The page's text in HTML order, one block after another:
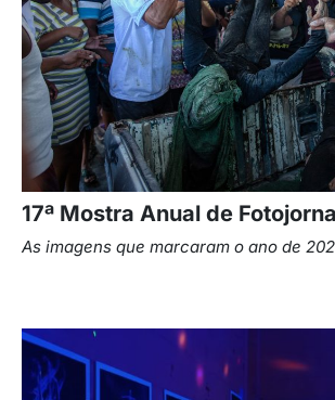
17ª Mostra Anual de
As imagens que marcaram o ano de